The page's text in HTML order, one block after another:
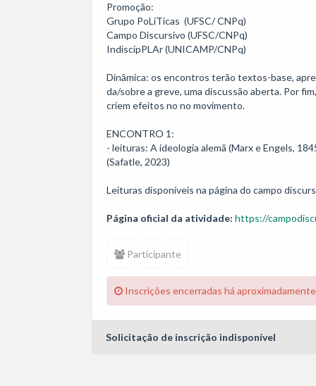
Promoção:
Grupo PoLiTicas  (UFSC/ CNPq)
Campo Discursivo (UFSC/CNPq)
IndiscipPLAr (UNICAMP/CNPq)
Dinâmica: os encontros terão textos-base,
da/sobre a greve, uma discussão aberta. Por
criem efeitos no no movimento.
ENCONTRO 1:
- leituras: A ideologia alemã (Marx e Engels,
(Safatle, 2023)
Página oficial da atividade: https://
Participante
Inscrições encerradas há
Solicitação de inscrição indisponível